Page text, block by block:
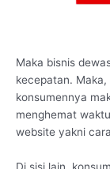
Maka bisnis
kecepatan.
konsumennya
menghemat
website yakni